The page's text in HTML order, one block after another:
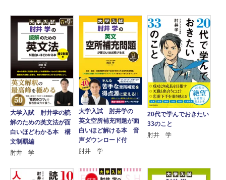
大学入試 肘井学の読
解のための英文法が面
白いほどわかる本 構
文制覇編
肘井 学
大学入試 肘井学の
英文空所補充問題が面
白いほど解ける本 音
声ダウンロード付
肘井 学
20代で学んでおきたい
33のこと
肘井 学